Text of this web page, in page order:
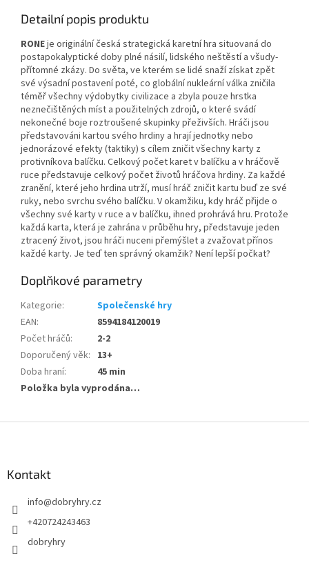
Detailní popis produktu
RONEje originální česká strategická karetní hra situovaná do
postapokalyptické doby plné násilí, lidského neštěstí a všudy­
přítomné zkázy. Do světa, ve kterém se lidé snaží získat zpět
své výsadní postavení poté, co globální nukleární válka zničila
téměř všechny výdobytky civilizace a zbyla pouze hrstka
neznečištěných míst a použitelných zdrojů, o které svádí
nekonečné boje roztroušené skupinky přeživších. Hráči jsou
představováni kartou svého hrdiny a hrají jednotky nebo
jednorázové efekty (taktiky) s cílem zničit všechny karty z
protivníkova balíčku. Celkový počet karet v balíčku a v hráčově
ruce představuje celkový počet životů hráčova hrdiny. Za každé
zranění, které jeho hrdina utrží, musí hráč zničit kartu buď ze své
ruky, nebo svrchu svého balíčku. V okamžiku, kdy hráč přijde o
všechny své karty v ruce a v balíčku, ihned prohrává hru. Protože
každá karta, která je zahrána v průběhu hry, představuje jeden
ztracený život, jsou hráči nuceni přemýšlet a zvažovat přínos
každé karty. Je teď ten správný okamžik? Není lepší počkat?
Doplňkové parametry
Kategorie:
Společenské hry
EAN:
8594184120019
Počet hráčů:
2-2
Doporučený věk: 13+
Doba hraní:
45 min
Položka byla vyprodána…
Kontakt
info@dobryhry.cz
+420724243463
dobryhry